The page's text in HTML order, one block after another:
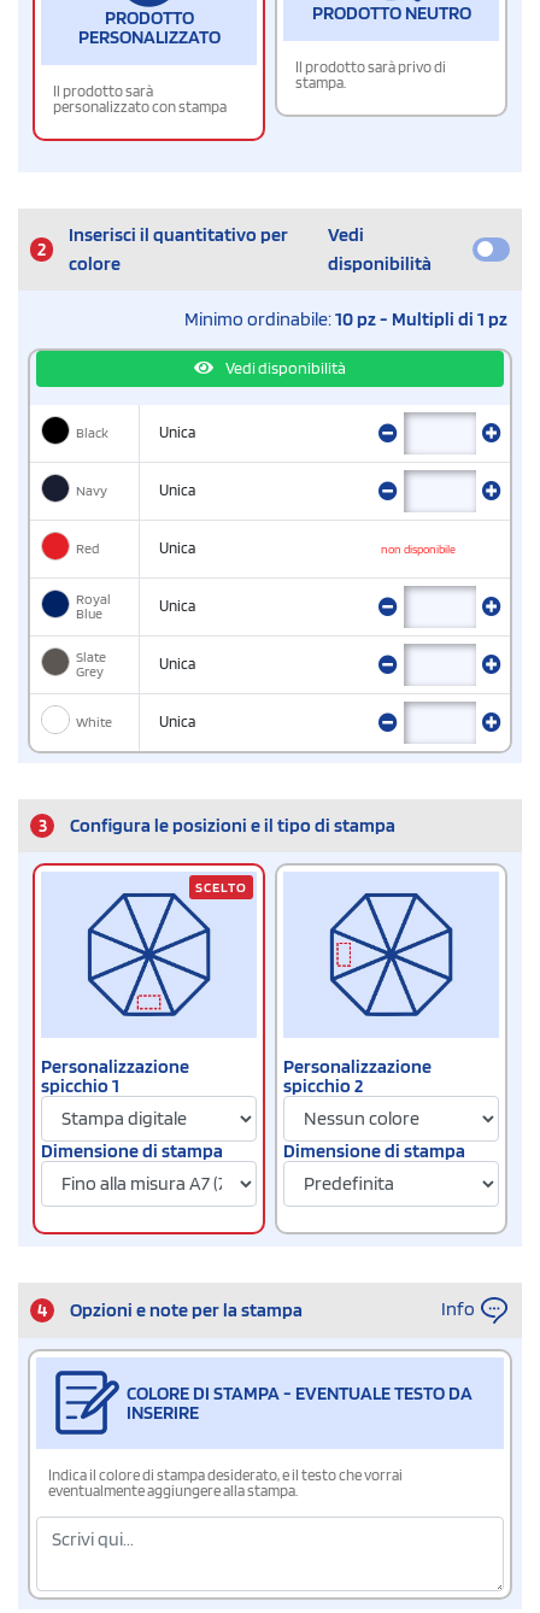
PRODOTTO
PERSONALIZZATO
Il prodotto sarà
personalizzato con stampa
PRODOTTO NEUTRO
Il prodotto sarà privo di
stampa.
2
Inserisci il quantitativo per
colore
Vedi
disponibilità
Minimo ordinabile:10 pz - Multipli di 1 pz
Vedi disponibilità
Black Unica
Navy Unica
Red Unica non disponibile
Royal
Blue
Unica
Slate
Grey
Unica
White Unica
3 Configura le posizioni e il tipo di stampa
Personalizzazione
spicchio 1
Dimensione di stampa
SCELTO
Personalizzazione
spicchio 2
Dimensione di stampa
4 Opzioni e note per la stampa Info
COLORE DI STAMPA - EVENTUALE TESTO DA
INSERIRE
Indica il colore di stampa desiderato, e il testo che vorrai
eventualmente aggiungere alla stampa.